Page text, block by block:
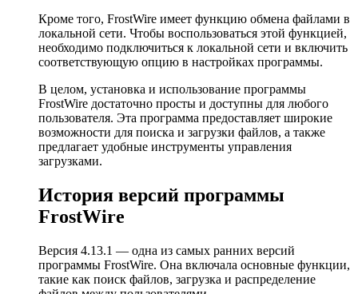
Кроме того, FrostWire имеет функцию обмена файлами в
локальной сети. Чтобы воспользоваться этой функцией,
необходимо подключиться к локальной сети и включить
соответствующую опцию в настройках программы.
В целом, установка и использование программы
FrostWire достаточно просты и доступны для любого
пользователя. Эта программа предоставляет широкие
возможности для поиска и загрузки файлов, а также
предлагает удобные инструменты управления
загрузками.
История версий программы
FrostWire
Версия 4.13.1 — одна из самых ранних версий
программы FrostWire. Она включала основные функции,
такие как поиск файлов, загрузка и распределение